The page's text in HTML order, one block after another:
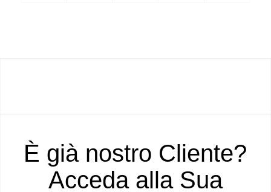
È già nostro Cliente?
Acceda alla Sua